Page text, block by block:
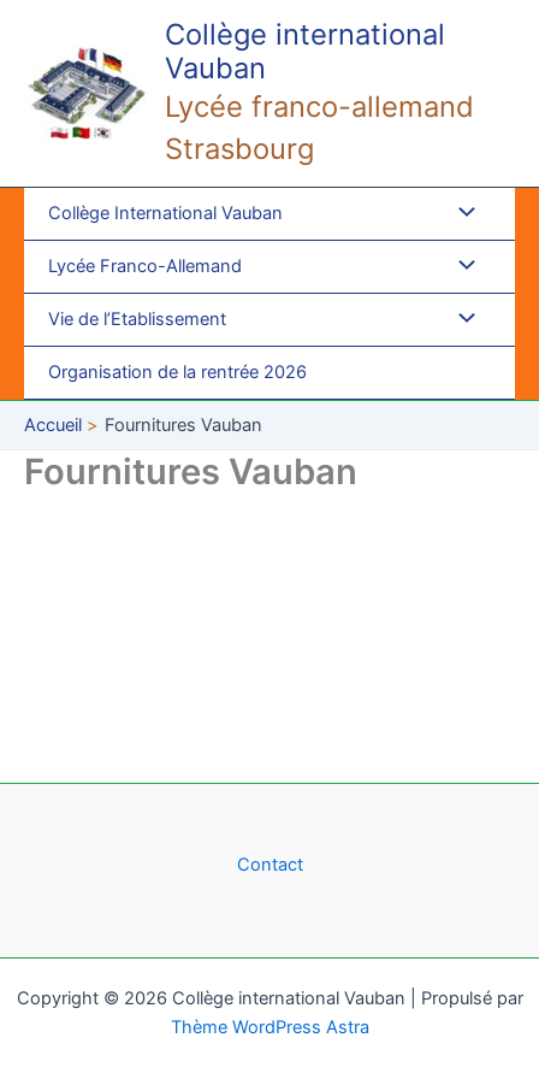
contenu
Collège international
Vauban
Lycée franco-allemand
Strasbourg
Collège International Vauban
Lycée Franco-Allemand
Vie de l’Etablissement
Organisation de la rentrée 2026
Accueil Fournitures Vauban
Fournitures Vauban
Contact
Copyright © 2026 Collège international Vauban | Propulsé par
Thème WordPress Astra